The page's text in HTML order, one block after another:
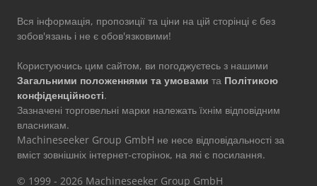
Вся інформація, пропозиції та ціни на цій сторінці є без
зобов'язань і не є обов'язковими!
Користуючись цим сайтом, ви погоджуєтесь з нашими
Загальними положеннями та умовами та Політикою
конфіденційності.
Зазначені торговельні марки належать їхнім відповідним
власникам.
Machineseeker Group GmbH не несе відповідальності за
вміст зовнішніх інтернет-сторінок, на які є посилання.
© 1999 - 2026 Machineseeker Group GmbH